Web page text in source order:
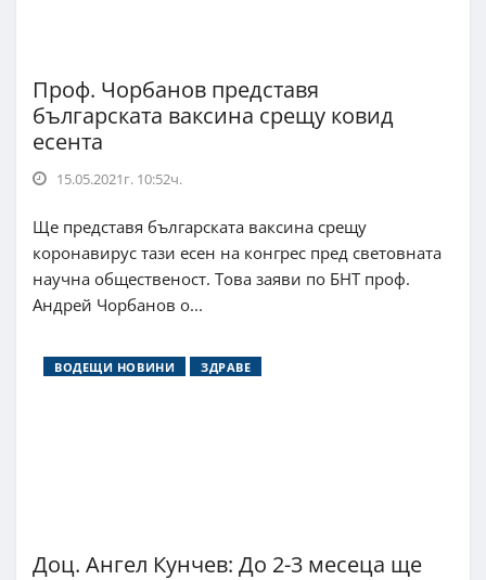
Проф. Чорбанов представя
българската ваксина срещу ковид
есента
15.05.2021г. 10:52ч.
Ще представя българската ваксина срещу
коронавирус тази есен на конгрес пред световната
научна общественост. Това заяви по БНТ проф.
Андрей Чорбанов о...
ВОДЕЩИ НОВИНИ ЗДРАВЕ
Доц. Ангел Кунчев: До 2-3 месеца ще